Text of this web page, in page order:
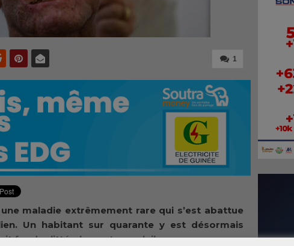
1
maladie extrêmement rare qui s’est abattue
Un habitant sur quarante y est désormais
fondre littéralement au soleil.